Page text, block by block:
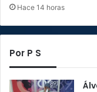
Hace 14 horas
Por P S